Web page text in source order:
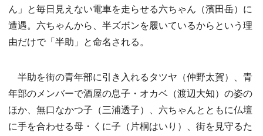
ん」と毎日見えない電車を走らせる六ちゃん（濱田岳）に
遭遇。六ちゃんから、半ズボンを履いているからという理
由だけで「半助」と命名される。
半助を街の青年部に引き入れるタツヤ（仲野太賀）、青
年部のメンバーで酒屋の息子・オカベ（渡辺大知）の姿の
ほか、無口なかつ子（三浦透子）、六ちゃんとともに仏壇
に手を合わせる母・くに子（片桐はいり）、街を見守るた